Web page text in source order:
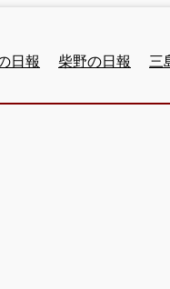
日報
柴野の日報 三